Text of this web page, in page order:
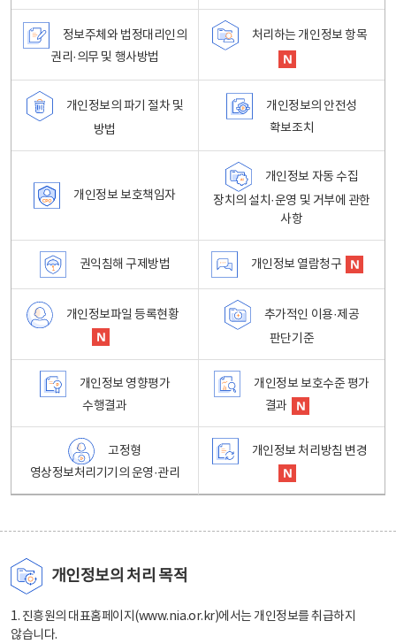
정보주체와 법정대리인의
권리·의무 및 행사방법
처리하는 개인정보 항목
개인정보의 파기 절차 및
방법
개인정보의 안전성
확보조치
개인정보 보호책임자
개인정보 자동 수집
장치의 설치·운영 및 거부에 관한
사항
권익침해 구제방법 개인정보 열람청구
개인정보파일 등록현황
추가적인 이용·제공
판단기준
개인정보 영향평가
수행결과
개인정보 보호수준 평가
결과
고정형
영상정보처리기기의 운영·관리
개인정보 처리방침 변경
개인정보의 처리 목적
1. 진흥원의 대표홈페이지(www.nia.or.kr)에서는 개인정보를 취급하지
않습니다.